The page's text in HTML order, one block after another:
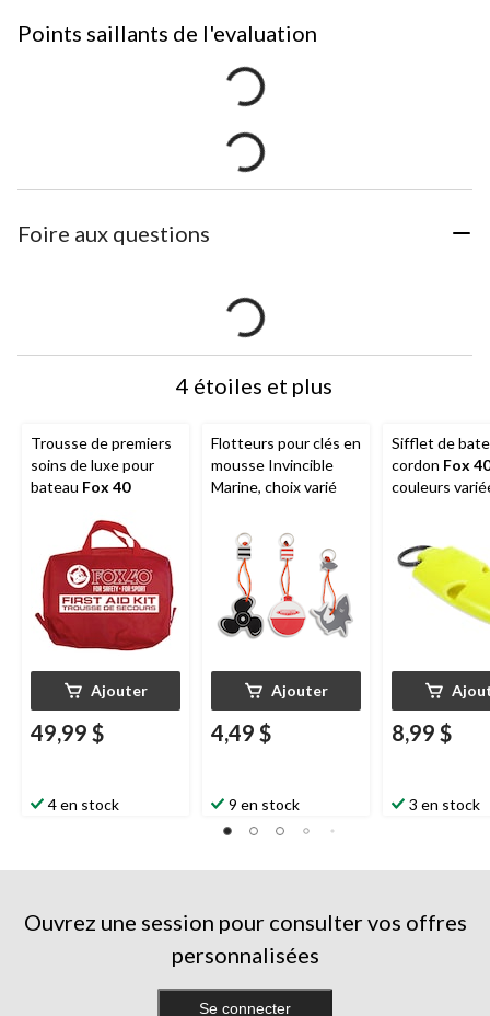
Points saillants de l'evaluation
Foire aux questions
4 étoiles et plus
Trousse de premiers
soins de luxe pour
bateau Fox 40
Ajouter
49,99 $
4 en stock
Flotteurs pour clés en
mousse Invincible
Marine, choix varié
Ajouter
4,49 $
9 en stock
Sifflet de
cordon Fox 40
couleurs
8,99 $
3 en stock
Ouvrez une session pour consulter vos offres
personnalisées
Se connecter